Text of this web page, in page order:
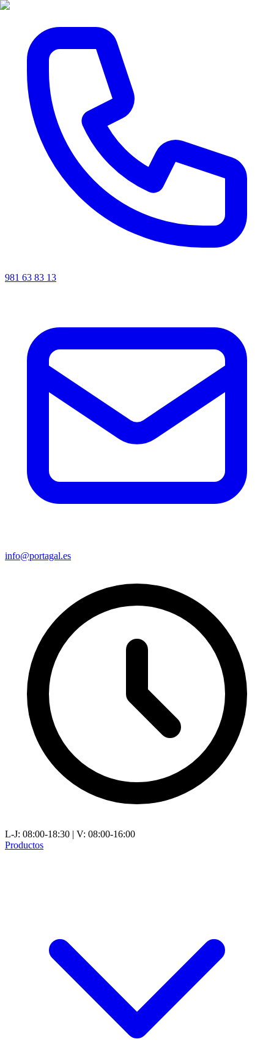
981 63 83 13
info@portagal.es
L-J: 08:00-18:30 | V: 08:00-16:00
Productos